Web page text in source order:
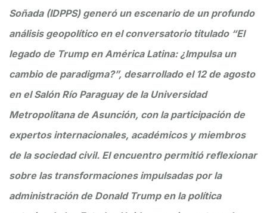
Soñada (IDPPS) generó un escenario de un profundo
análisis geopolítico en el conversatorio titulado “El
legado de Trump en América Latina: ¿Impulsa un
cambio de paradigma?”, desarrollado el 12 de agosto
en el Salón Río Paraguay de la Universidad
Metropolitana de Asunción, con la participación de
expertos internacionales, académicos y miembros
de la sociedad civil. El encuentro permitió reflexionar
sobre las transformaciones impulsadas por la
administración de Donald Trump en la política